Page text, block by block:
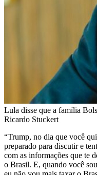
Lula disse que a família
Ricardo Stuckert
“Trump, no dia que você
preparado para discutir e
com as informações que te
o Brasil. E, quando você